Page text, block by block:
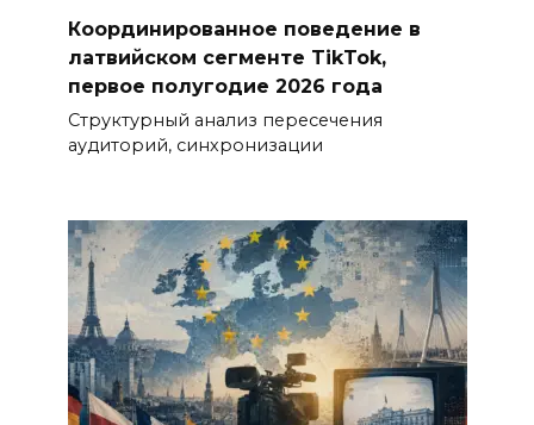
Координированное поведение в
латвийском сегменте TikTok,
первое полугодие 2026 года
Структурный анализ пересечения
аудиторий, синхронизации